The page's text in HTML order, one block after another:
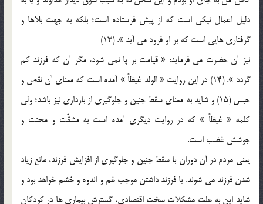
دليل اعمال نيکي است که از پيش فرستاده است؛ بلکه به جهت بلاها و
گرفتاري هايي است که بر او فرود مي آيد ». (13)
نيز آن حضرت مي فرمايد: « قيامت بر پا نمي شود، مگر آن که فرزند کم
گردد ». (14) در اين روايت « الولد غيظاً » آمده است که معناي آن نقص و
حبس (15) و شايد به معناي سقط جنين و جلوگيري از بارداري نيز باشد؛ ولي
کلمه « غيظاً » که در روايت ديگري آمده است به مشقّت و محنت و
جوشش غضب است.
يعني مردم در آن دوران با سقط جنين و جلوگيري از افزايش فرزند، مانع زياد
شدن فرزند مي شوند. يا فرزند داشتن موجب غم و اندوه و خشم خواهد بود و
شايد اين به علت مشکلات سخت اقتصادي، گسترش بيماري ها در کودکان